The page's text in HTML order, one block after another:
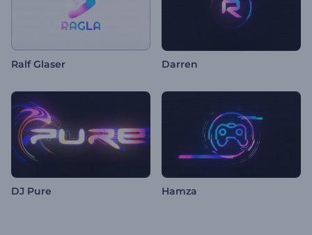
Ralf Glaser Darren
DJ Pure Hamza